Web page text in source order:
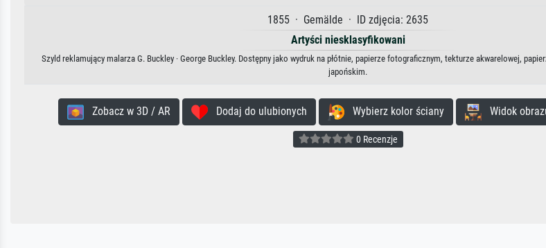
1855 · Gemälde · ID zdjęcia: 2635
Artyści niesklasyfikowani
Szyld reklamujący malarza G. Buckley · George Buckley. Dostępny jako wydruk na płótnie, papierze fotograficznym, tekturze akwarelowej,
japońskim.
Zobacz w 3D / AR Dodaj do ulubionych Wybierz kolor ściany Widok
0 Recenzje